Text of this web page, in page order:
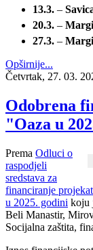
13.3. –
20.3. –
27.3. –
Opširnije...
Četvrtak, 27. 03.
Odobrena
"Oaza u
Prema Odluci o
raspodjeli
sredstava za
financiranje
u 2025. godini koju
Beli Manastir,
Socijalna zaštita,